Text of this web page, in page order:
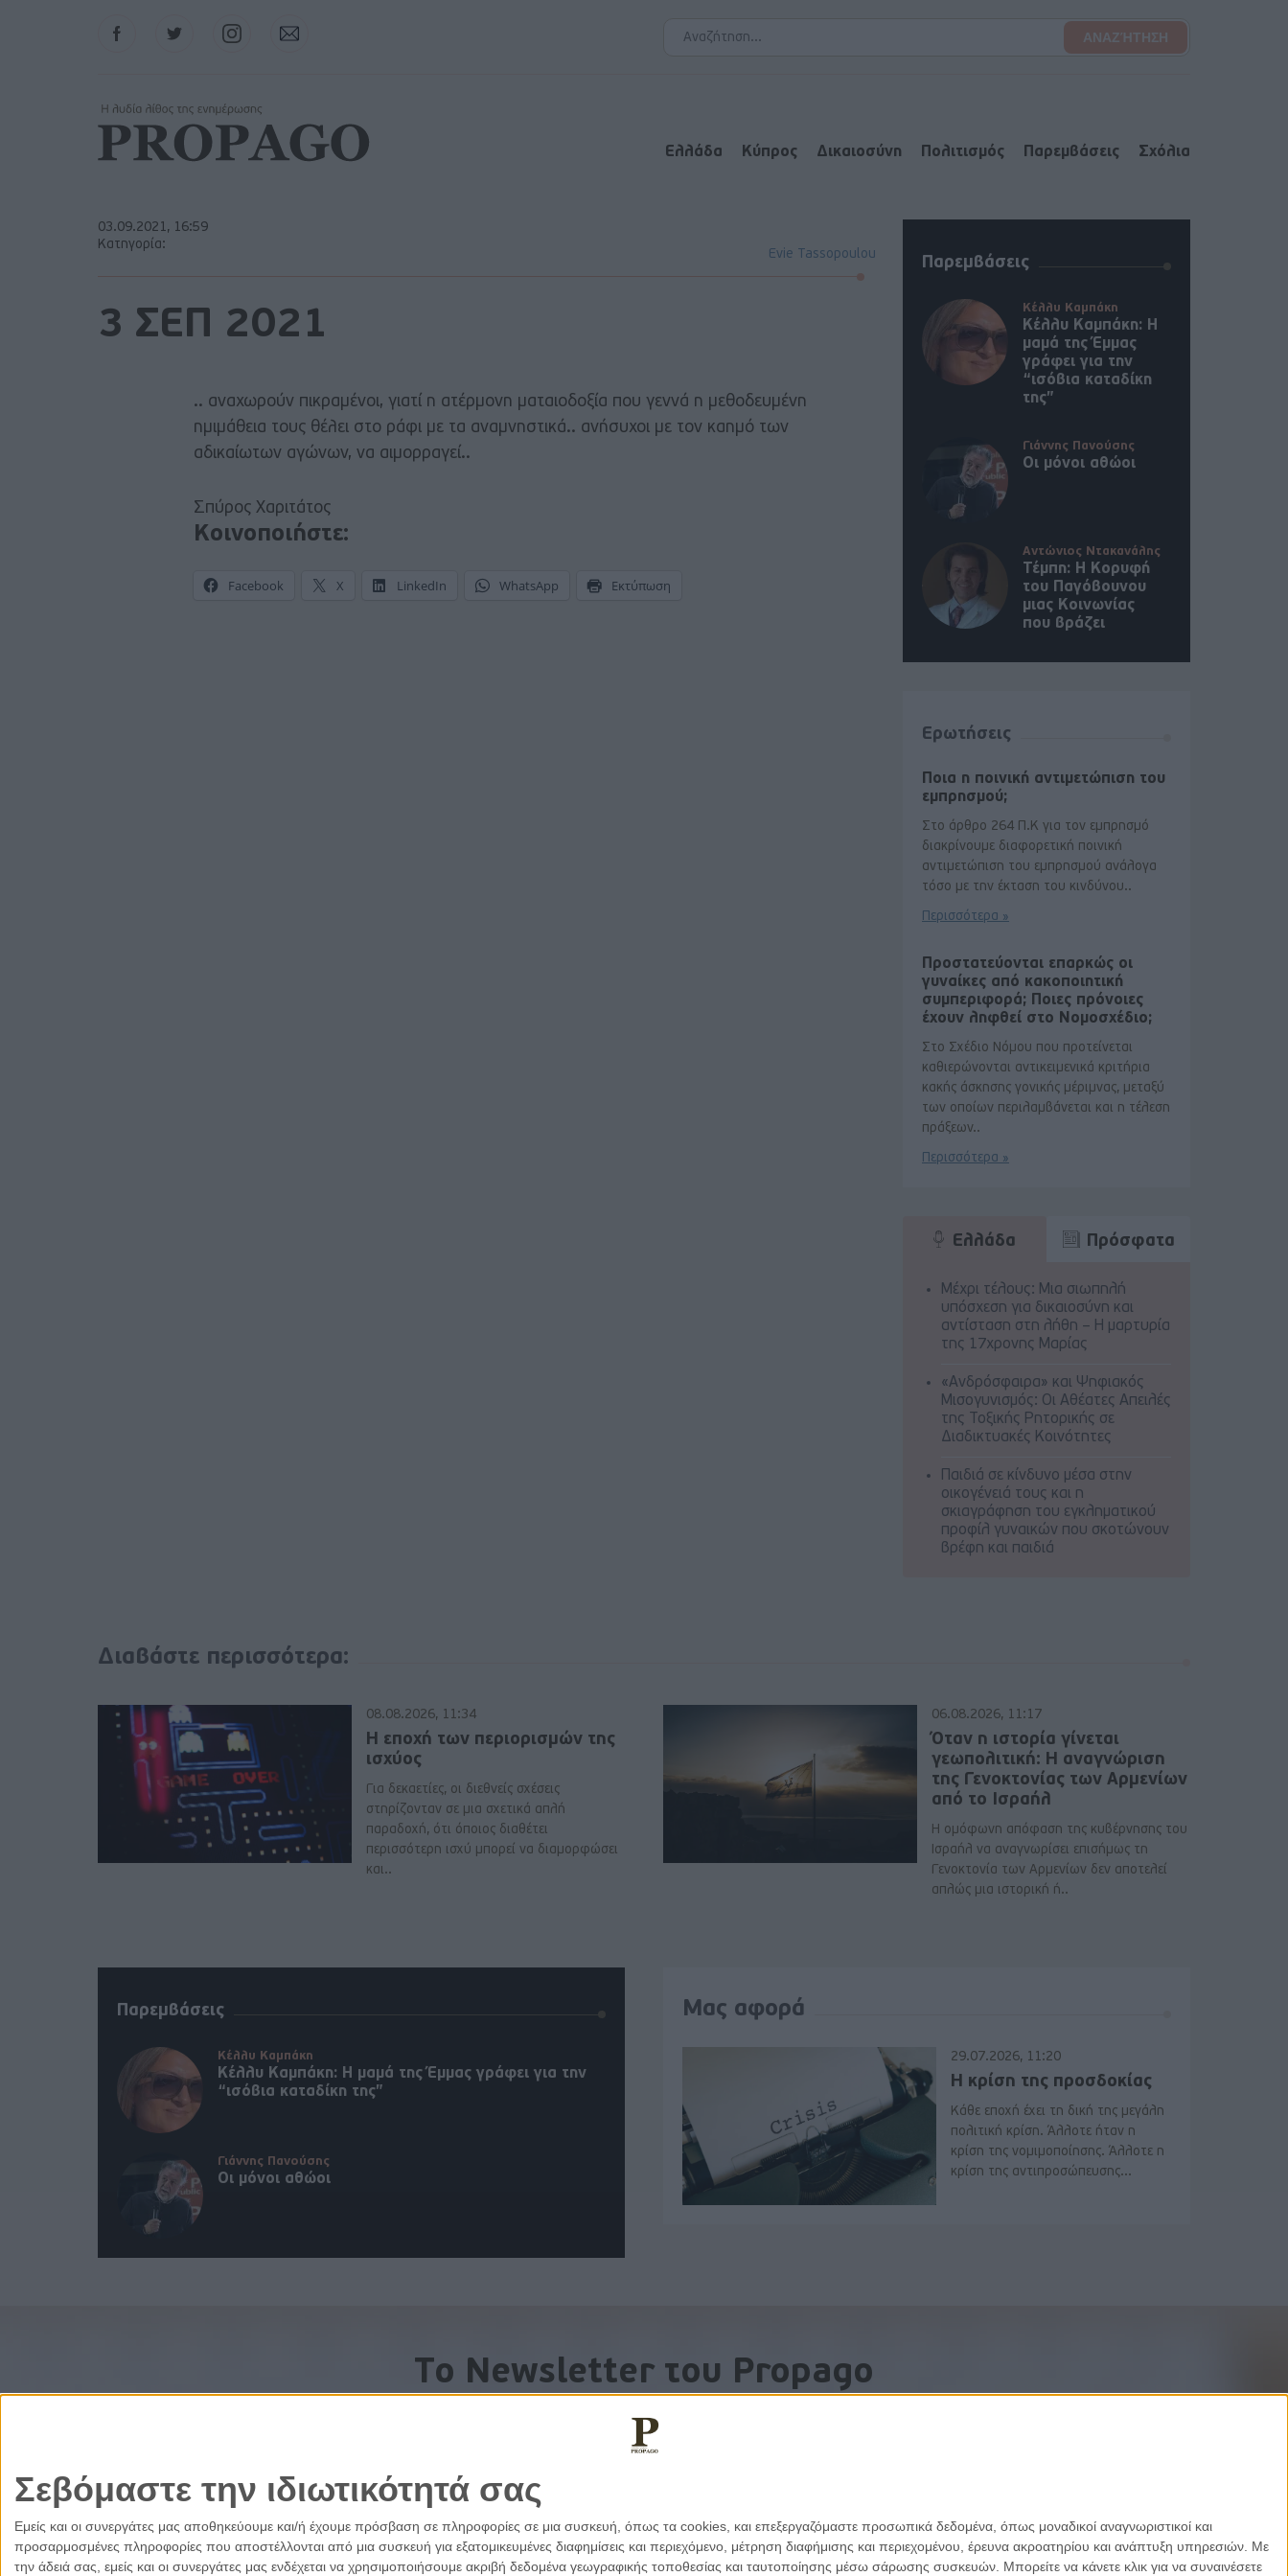
Σεβόμαστε την ιδιωτικότητά σας
Εμείς και οι συνεργάτες μας αποθηκεύουμε και/ή έχουμε πρόσβαση σε πληροφορίες σε μια συσκευή, όπως τα cookies, και επεξεργαζόμαστε προσωπικά δεδομένα, όπως μοναδικοί αναγνωριστικοί και
προσαρμοσμένες πληροφορίες που αποστέλλονται από μια συσκευή για εξατομικευμένες διαφημίσεις και περιεχόμενο, μέτρηση διαφήμισης και περιεχομένου, έρευνα ακροατηρίου και ανάπτυξη υπηρεσιών. Με
την άδειά σας, εμείς και οι συνεργάτες μας ενδέχεται να χρησιμοποιήσουμε ακριβή δεδομένα γεωγραφικής τοποθεσίας και ταυτοποίησης μέσω σάρωσης συσκευών. Μπορείτε να κάνετε κλικ για να συναινέσετε
FacebookTwitter InstagramContact
Ελλάδα Κύπρος Δικαιοσύνη Πολιτισμός Παρεμβάσεις Σχόλια
03.09.2021, 16:59
Κατηγορία:
Evie Tassopoulou
3 ΣΕΠ 2021
.. αναχωρούν πικραμένοι, γιατί η ατέρμονη ματαιοδοξία που γεννά η μεθοδευμένη
ημιμάθεια τους θέλει στο ράφι με τα αναμνηστικά.. ανήσυχοι με τον καημό των
αδικαίωτων αγώνων, να αιμορραγεί..
Σπύρος Χαριτάτος
Κοινοποιήστε:
Facebook X LinkedIn WhatsApp Εκτύπωση
Παρεμβάσεις
Κέλλυ Καμπάκη
Κέλλυ Καμπάκη: Η
μαμά της Έμμας
γράφει για την
“ισόβια καταδίκη
της”
Γιάννης Πανούσης
Οι μόνοι αθώοι
Αντώνιος Ντακανάλης
Τέμπη: Η Κορυφή
του Παγόβουνου
μιας Κοινωνίας
που βράζει
Ερωτήσεις
Ποια η ποινική αντιμετώπιση του
εμπρησμού;
Στο άρθρο 264 Π.Κ για τον εμπρησμό
διακρίνουμε διαφορετική ποινική
αντιμετώπιση του εμπρησμού ανάλογα
τόσο με την έκταση του κινδύνου..
Περισσότερα »
Προστατεύονται επαρκώς οι
γυναίκες από κακοποιητική
συμπεριφορά; Ποιες πρόνοιες
έχουν ληφθεί στο Νομοσχέδιο;
Στο Σχέδιο Νόμου που προτείνεται
καθιερώνονται αντικειμενικά κριτήρια
κακής άσκησης γονικής μέριμνας, μεταξύ
των οποίων περιλαμβάνεται και η τέλεση
πράξεων..
Περισσότερα »
Ελλάδα Πρόσφατα
Μέχρι τέλους: Μια σιωπηλή
υπόσχεση για δικαιοσύνη και
αντίσταση στη λήθη – Η μαρτυρία
της 17χρονης Μαρίας
«Ανδρόσφαιρα» και Ψηφιακός
Μισογυνισμός: Οι Αθέατες Απειλές
της Τοξικής Ρητορικής σε
Διαδικτυακές Κοινότητες
Παιδιά σε κίνδυνο μέσα στην
οικογένειά τους και η
σκιαγράφηση του εγκληματικού
προφίλ γυναικών που σκοτώνουν
βρέφη και παιδιά
Διαβάστε περισσότερα:
08.08.2026, 11:34
Η εποχή των περιορισμών της
ισχύος
Για δεκαετίες, οι διεθνείς σχέσεις
στηρίζονταν σε μια σχετικά απλή
παραδοχή, ότι όποιος διαθέτει
περισσότερη ισχύ μπορεί να διαμορφώσει
και..
06.08.2026, 11:17
Όταν η ιστορία γίνεται
γεωπολιτική: Η αναγνώριση
της Γενοκτονίας των Αρμενίων
από το Ισραήλ
Η ομόφωνη απόφαση της κυβέρνησης του
Ισραήλ να αναγνωρίσει επισήμως τη
Γενοκτονία των Αρμενίων δεν αποτελεί
απλώς μια ιστορική ή..
Παρεμβάσεις
Κέλλυ Καμπάκη
Κέλλυ Καμπάκη: Η μαμά της Έμμας γράφει για την
“ισόβια καταδίκη της”
Γιάννης Πανούσης
Οι μόνοι αθώοι
Μας αφορά
29.07.2026, 11:20
Η κρίση της προσδοκίας
Κάθε εποχή έχει τη δική της μεγάλη
πολιτική κρίση. Άλλοτε ήταν η
κρίση της νομιμοποίησης. Άλλοτε η
κρίση της αντιπροσώπευσης...
To Newsletter του Propago
Λάβετε την ανάλυση της ημέρας στο email σας